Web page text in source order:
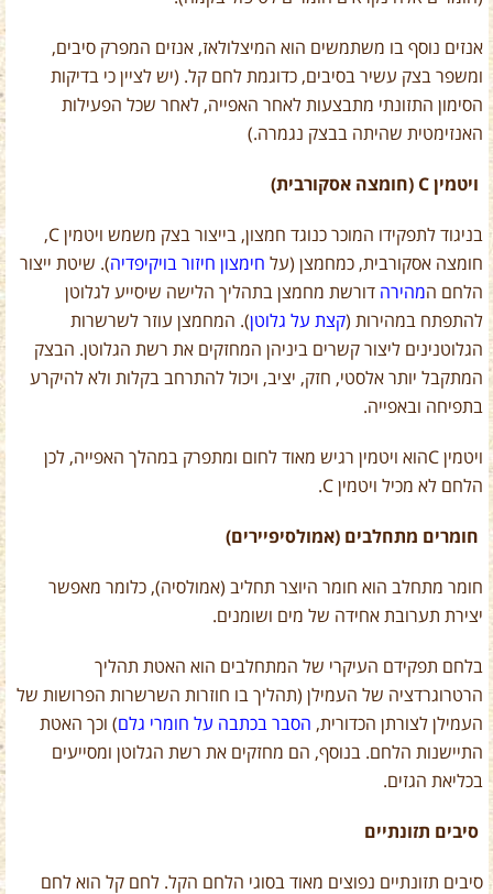
אנזים נוסף בו משתמשים הוא המיצלולאז, אנזים המפרק סיבים,
ומשפר בצק עשיר בסיבים, כדוגמת לחם קל. (יש לציין כי בדיקות
הסימון התזונתי מתבצעות לאחר האפייה, לאחר שכל הפעילות
האנזימטית שהיתה בבצק נגמרה.)
ויטמין C ( חומצה אסקורבית)
בניגוד לתפקידו המוכר כנוגד חמצון, בייצור בצק משמש ויטמין C
,
חומצה אסקורבית, כמחמצן (על חימצון חיזור בויקיפדיה). שיטת ייצור
הלחם המהירה דורשת מחמצן בתהליך הלישה שיסייע לגלוטן
להתפתח במהירות (קצת על גלוטן). המחמצן עוזר לשרשרות
הגלוטנינים ליצור קשרים ביניהן המחזקים את רשת הגלוטן. הבצק
המתקבל יותר אלסטי, חזק, יציב, ויכול להתרחב בקלות ולא להיקרע
בתפיחה ובאפייה.
ויטמין Cהוא ויטמין רגיש מאוד לחום ומתפרק במהלך האפייה, לכן
הלחם לא מכיל ויטמין C
.
חומרים מתחלבים (אמולסיפיירים)
חומר מתחלב הוא חומר היוצר תחליב (אמולסיה), כלומר מאפשר
יצירת תערובת אחידה של מים ושומנים.
בלחם תפקידם העיקרי של המתחלבים הוא האטת תהליך
הרטרוגרדציה של העמילן (תהליך בו חוזרות השרשרות הפרושות של
העמילן לצורתן הכדורית, הסבר בכתבה על חומרי גלם) וכך האטת
התיישנות הלחם. בנוסף, הם מחזקים את רשת הגלוטן ומסייעים
בכליאת הגזים.
סיבים תזונתיים
סיבים תזונתיים נפוצים מאוד בסוגי הלחם הקל. לחם קל הוא לחם